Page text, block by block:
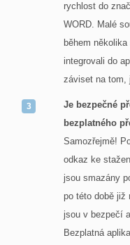
rychlost do
WORD. Malé
během
integrovali do
záviset na tom,
Je bezpečné
bezplatného
Samozřejmě!
odkaz ke
jsou smazány
po této době již
jsou v bezpečí
Bezplatná